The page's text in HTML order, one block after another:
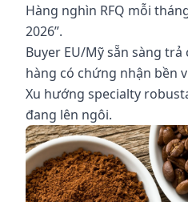
Hàng nghìn RFQ mỗi
2026”.
Buyer EU/Mỹ sẵn sàng trả
hàng có chứng nhận bền
Xu hướng specialty
đang lên ngôi.